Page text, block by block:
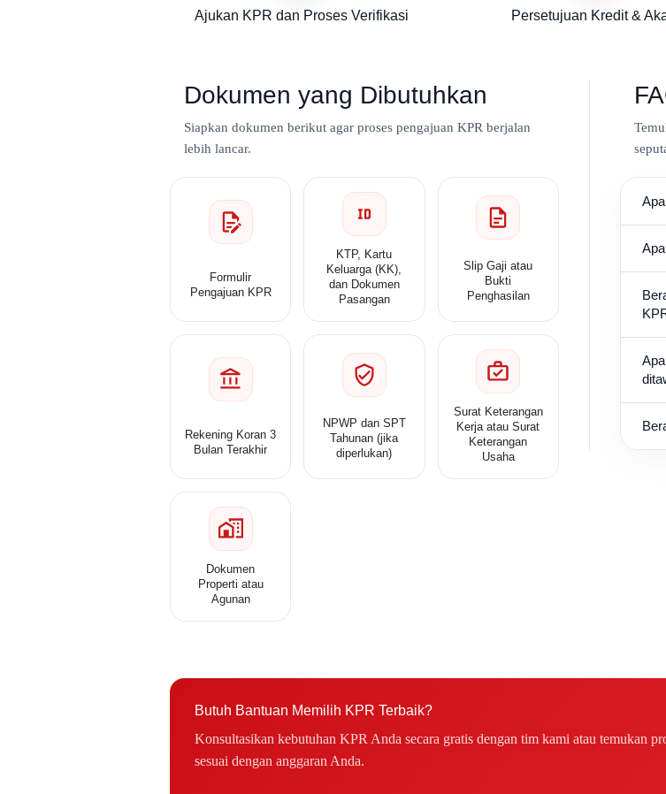
Ajukan KPR dan Proses Verifikasi Persetujuan Kredit &
Dokumen yang Dibutuhkan
Siapkan dokumen berikut agar proses pengajuan KPR berjalan
lebih lancar.
Formulir
Pengajuan KPR
KTP, Kartu
Keluarga (KK),
dan Dokumen
Pasangan
Slip Gaji atau
Bukti
Penghasilan
Rekening Koran 3
Bulan Terakhir
NPWP dan SPT
Tahunan (jika
diperlukan)
Surat Keterangan
Kerja atau Surat
Keterangan
Usaha
Dokumen
Properti atau
Agunan
Butuh Bantuan Memilih KPR Terbaik?
Konsultasikan kebutuhan KPR Anda secara gratis dengan tim kami atau temukan
sesuai dengan anggaran Anda.